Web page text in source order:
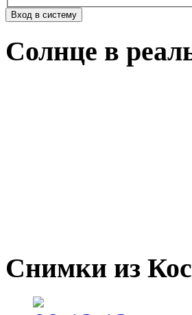
Солнце в
Снимки из